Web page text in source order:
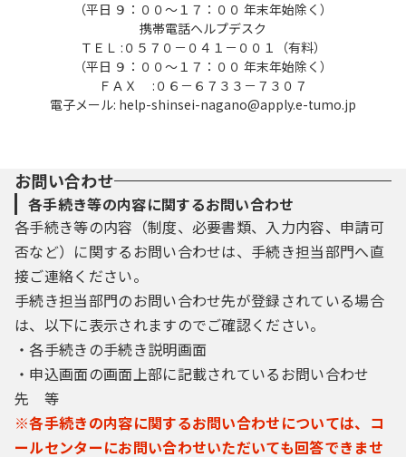
（平日 ９：００～１７：００ 年末年始除く）
携帯電話ヘルプデスク
ＴＥＬ :０５７０－０４１－００１（有料）
（平日 ９：００～１７：００ 年末年始除く）
ＦＡＸ :０６－６７３３－７３０７
電子メール: help-shinsei-nagano@apply.e-tumo.jp
お問い合わせ
各手続き等の内容に関するお問い合わせ
各手続き等の内容（制度、必要書類、入力内容、申請可
否など）に関するお問い合わせは、手続き担当部門へ直
接ご連絡ください。
手続き担当部門のお問い合わせ先が登録されている場合
は、以下に表示されますのでご確認ください。
・各手続きの手続き説明画面
・申込画面の画面上部に記載されているお問い合わせ
先 等
※各手続きの内容に関するお問い合わせについては、コ
ールセンターにお問い合わせいただいても回答できませ